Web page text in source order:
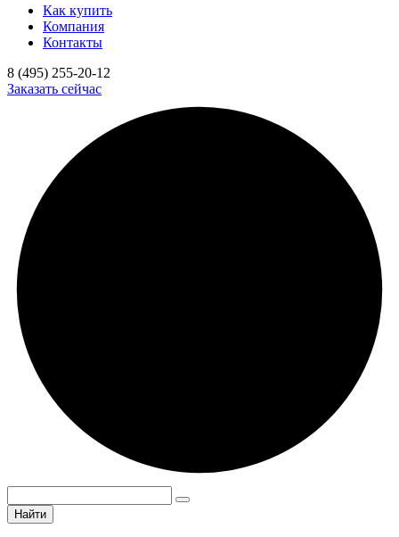
Как купить
Компания
Контакты
8 (495) 255-20-12
Заказать сейчас
Найти